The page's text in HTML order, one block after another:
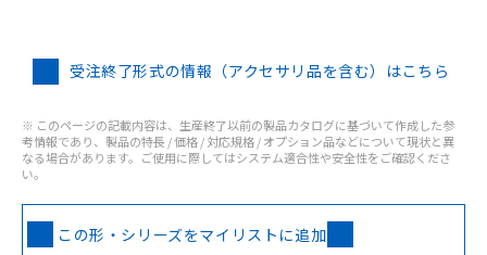
受注終了形式の情報（アクセサリ品を含む）はこちら
※ このページの記載内容は、生産終了以前の製品カタログに基づいて作成した参
考情報であり、製品の特長 / 価格 / 対応規格 / オプション品などについて現状と異
なる場合があります。ご使用に際してはシステム適合性や安全性をご確認くださ
い。
この形・シリーズをマイリストに追加